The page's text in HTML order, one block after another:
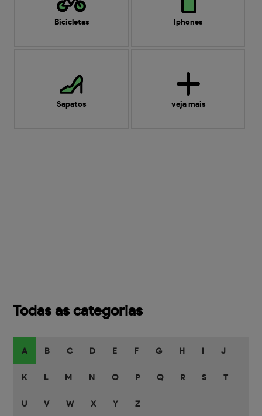
Bicicletas Iphones
Sapatos veja mais
Todas as categorias
A B C D E F G H J
K L M N O P Q R S T
U V W X Y Z